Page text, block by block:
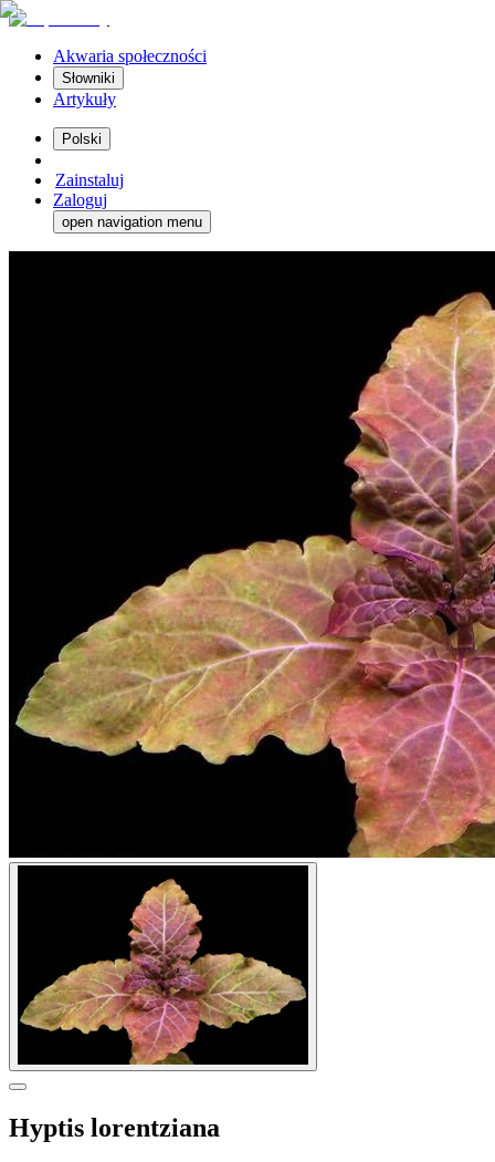
Akwaria społeczności
Słowniki
Artykuły
Polski
Zainstaluj
Zaloguj
open navigation menu
Hyptis lorentziana